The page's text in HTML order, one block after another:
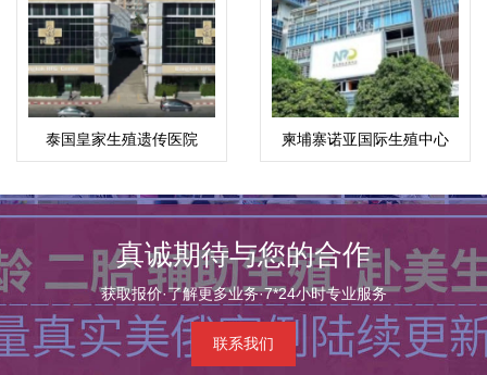
泰国皇家生殖遗传医院 柬埔寨诺亚国际生殖中心
真诚期待与您的合作
获取报价·了解更多业务·7*24小时专业服务
联系我们